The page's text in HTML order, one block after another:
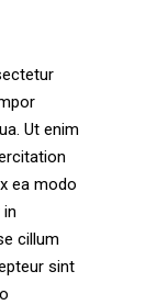
Ut enim
ea modo
cillum
sint